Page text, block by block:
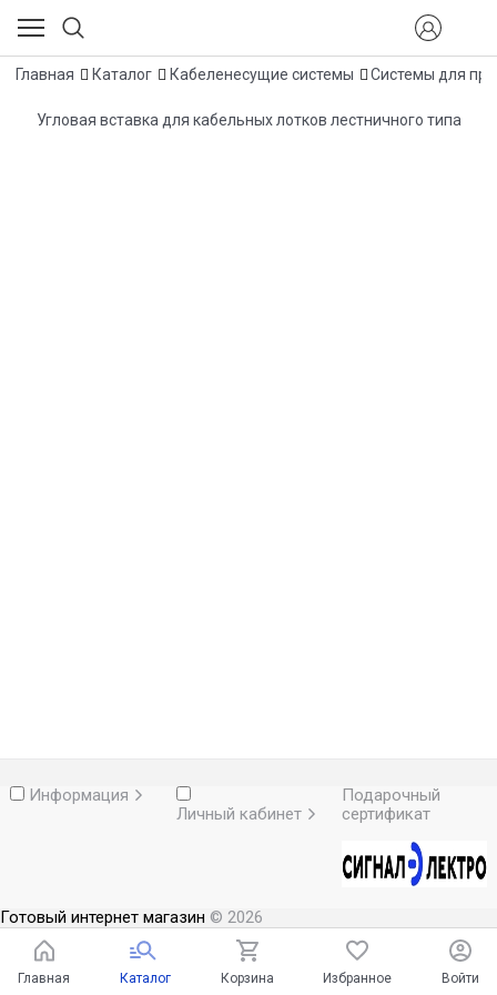
Главная Каталог Кабеленесущие системы Системы для
Угловая вставка для кабельных лотков лестничного типа
Информация
Личный кабинет
Подарочный
сертификат
Готовый интернет магазин © 2026
Главная Каталог Корзина Избранное Войти